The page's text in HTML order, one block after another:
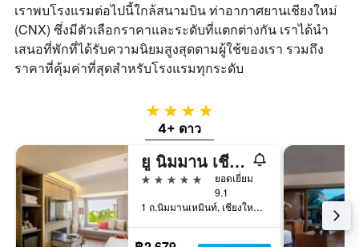
เราพบโรงแรมต่อไปนี้ใกล้สนามบิน ท่าอากาศยานเชียงใหม่
(CNX) ซึ่งมีตัวเลือกราคาและระดับที่แตกต่างกัน เราได้นำ
เสนอที่พักที่ได้รับความนิยมสูงสุดตามผู้ใช้ของเรา รวมถึง
ราคาที่คุ้มค่าที่สุดสำหรับโรงแรมทุกระดับ
4 ดาว
4+ ดาว
ยู นิมมาน เชียงใหม่
5 ดาว
ยอดเยี่ยม
9.1
1 ถ.นิมมานเหมินท์, เชียงใหม่, ประเทศไทย